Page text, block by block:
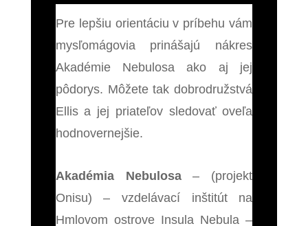
Pre lepšiu orientáciu v príbehu vám
mysľomágovia prinášajú nákres
Akadémie Nebulosa ako aj jej
pôdorys. Môžete tak dobrodružstvá
Ellis a jej priateľov sledovať oveľa
hodnovernejšie.
Akadémia Nebulosa– (projekt
Onisu) – vzdelávací inštitút na
Hmlovom ostrove Insula Nebula –